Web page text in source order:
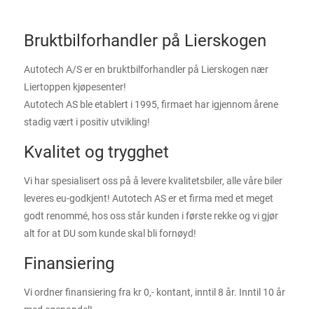
Bruktbilforhandler på Lierskogen
Autotech A/S er en bruktbilforhandler på Lierskogen nær
Liertoppen kjøpesenter!
Autotech AS ble etablert i 1995, firmaet har igjennom årene
stadig vært i positiv utvikling!
Kvalitet og trygghet
Vi har spesialisert oss på å levere kvalitetsbiler, alle våre biler
leveres eu-godkjent! Autotech AS er et firma med et meget
godt renommé, hos oss står kunden i første rekke og vi gjør
alt for at DU som kunde skal bli fornøyd!
Finansiering
Vi ordner finansiering fra kr 0,- kontant, inntil 8 år. Inntil 10 år